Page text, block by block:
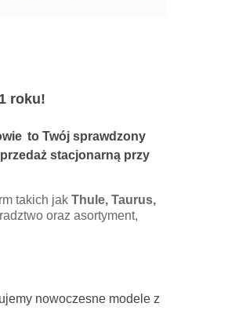
roku!
to Twój sprawdzony
stacjonarną przy
takich jak Thule, Taurus,
oraz asortyment,
nowoczesne modele z